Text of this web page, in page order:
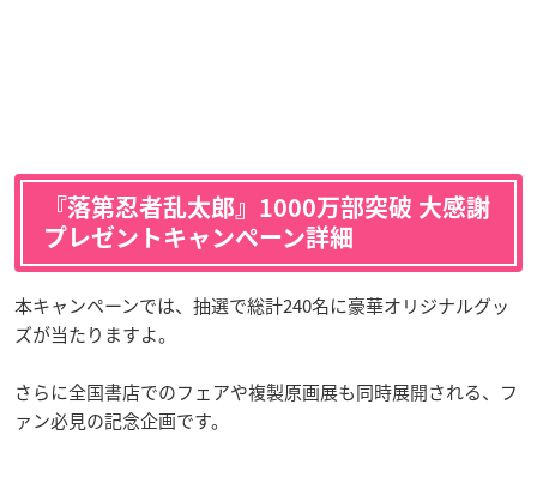
『落第忍者乱太郎』1000万部突破 大感謝
プレゼントキャンペーン詳細
本キャンペーンでは、抽選で総計240名に豪華オリジナルグッ
ズが当たりますよ。
さらに全国書店でのフェアや複製原画展も同時展開される、フ
ァン必見の記念企画です。